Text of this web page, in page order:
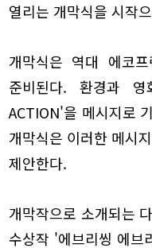
열리는 개막식을 시작
개막식은 역대 에코
준비된다. 환경과
ACTION'을 메시지로
개막식은 이러한 메시
제안한다.
개막작으로 소개되는
수상작 '에브리씽 에